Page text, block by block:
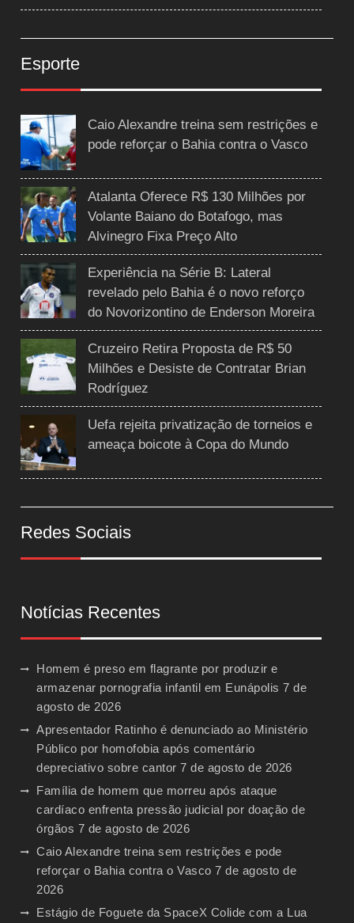
Esporte
Caio Alexandre treina sem restrições e
pode reforçar o Bahia contra o Vasco
Atalanta Oferece R$ 130 Milhões por
Volante Baiano do Botafogo, mas
Alvinegro Fixa Preço Alto
Experiência na Série B: Lateral
revelado pelo Bahia é o novo reforço
do Novorizontino de Enderson Moreira
Cruzeiro Retira Proposta de R$ 50
Milhões e Desiste de Contratar Brian
Rodríguez
Uefa rejeita privatização de torneios e
ameaça boicote à Copa do Mundo
Redes Sociais
Notícias Recentes
Homem é preso em flagrante por produzir e
armazenar pornografia infantil em Eunápolis 7 de
agosto de 2026
Apresentador Ratinho é denunciado ao Ministério
Público por homofobia após comentário
depreciativo sobre cantor 7 de agosto de 2026
Família de homem que morreu após ataque
cardíaco enfrenta pressão judicial por doação de
órgãos 7 de agosto de 2026
Caio Alexandre treina sem restrições e pode
reforçar o Bahia contra o Vasco 7 de agosto de
2026
Estágio de Foguete da SpaceX Colide com a Lua